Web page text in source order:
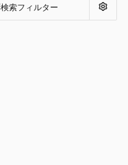
検索フィルター